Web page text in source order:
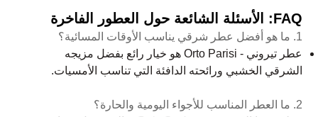
FAQ: الأسئلة الشائعة حول العطور الفاخرة
1. ما هو أفضل عطر شرقي يناسب الأوقات المسائية؟
عطر تيروني - Orto Parisi هو خيار رائع بفضل مزيجه
الشرقي الخشبي ورائحته الدافئة التي تناسب الأمسيات.
2. ما العطر المناسب للأجواء اليومية والحارة؟